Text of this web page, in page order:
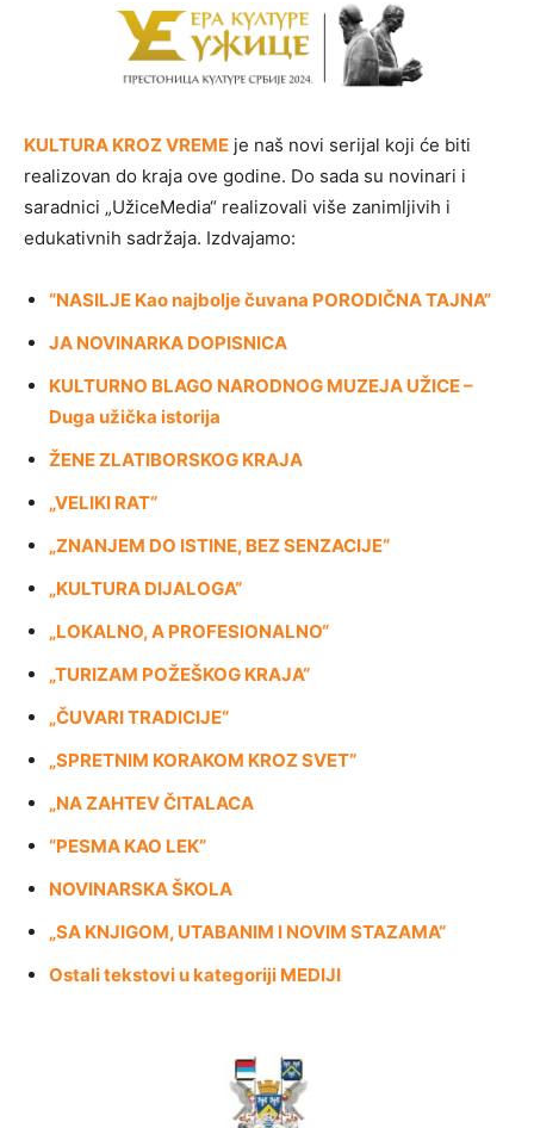
KULTURA KROZ VREME je naš novi serijal koji će biti
realizovan do kraja ove godine. Do sada su novinari i
saradnici „UžiceMedia“ realizovali više zanimljivih i
edukativnih sadržaja. Izdvajamo:
“NASILJE Kao najbolje čuvana PORODIČNA TAJNA”
JA NOVINARKA DOPISNICA
KULTURNO BLAGO NARODNOG MUZEJA UŽICE –
Duga užička istorija
ŽENE ZLATIBORSKOG KRAJA
„VELIKI RAT“
„ZNANJEM DO ISTINE, BEZ SENZACIJE“
„KULTURA DIJALOGA“
„LOKALNO, A PROFESIONALNO“
„TURIZAM POŽEŠKOG KRAJA“
„ČUVARI TRADICIJE“
„SPRETNIM KORAKOM KROZ SVET“
„NA ZAHTEV ČITALACA
“PESMA KAO LEK”
NOVINARSKA ŠKOLA
„SA KNJIGOM, UTABANIM I NOVIM STAZAMA“
Ostali tekstovi u kategoriji MEDIJI